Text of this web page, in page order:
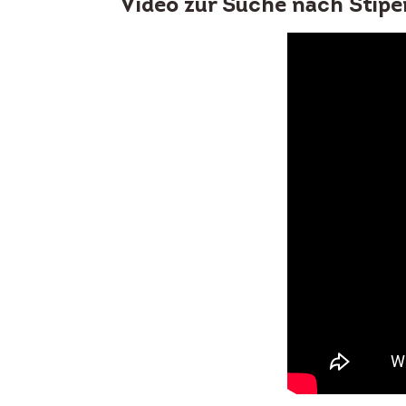
Video zur Suche nach